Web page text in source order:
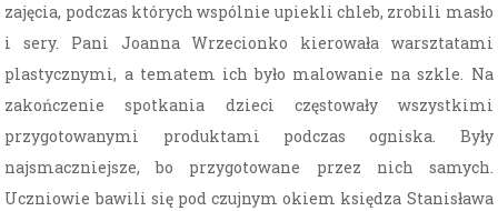
zajęcia, podczas których wspólnie upiekli chleb, zrobili masło
i sery. Pani Joanna Wrzecionko kierowała warsztatami
plastycznymi, a tematem ich było malowanie na szkle. Na
zakończenie spotkania dzieci częstowały wszystkimi
przygotowanymi produktami podczas ogniska. Były
najsmaczniejsze, bo przygotowane przez nich samych.
Uczniowie bawili się pod czujnym okiem księdza Stanisława